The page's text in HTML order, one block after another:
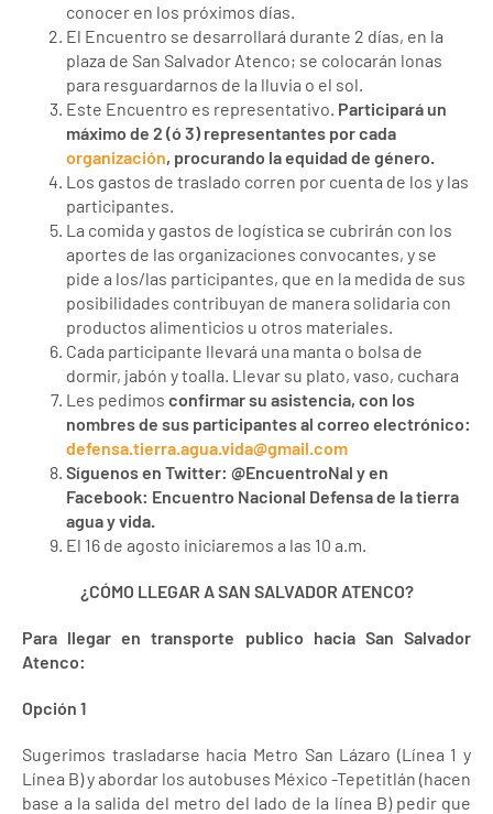
conocer en los próximos días.
El Encuentro se desarrollará durante 2 días, en la
plaza de San Salvador Atenco; se colocarán lonas
para resguardarnos de la lluvia o el sol.
Este Encuentro es representativo. Participará un
máximo de 2 (ó 3) representantes por cada
organización, procurando la equidad de género.
Los gastos de traslado corren por cuenta de los y las
participantes.
La comida y gastos de logística se cubrirán con los
aportes de las organizaciones convocantes, y se
pide a los/las participantes, que en la medida de sus
posibilidades contribuyan de manera solidaria con
productos alimenticios u otros materiales.
Cada participante llevará una manta o bolsa de
dormir, jabón y toalla. Llevar su plato, vaso, cuchara
Les pedimos confirmar su asistencia, con los
nombres de sus participantes al correo electrónico:
defensa.tierra.agua.vida@gmail.com
Síguenos en Twitter: @EncuentroNal y en
Facebook: Encuentro Nacional Defensa de la tierra
agua y vida.
El 16 de agosto iniciaremos a las 10 a.m.
¿CÓMO LLEGAR A SAN SALVADOR ATENCO?
Para llegar en transporte publico hacia San Salvador
Atenco:
Opción 1
Sugerimos trasladarse hacia Metro San Lázaro (Línea 1 y
Línea B) y abordar los autobuses México -Tepetitlán (hacen
base a la salida del metro del lado de la línea B) pedir que